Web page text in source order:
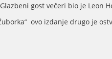
gost večeri bio je Leon
ovo izdanje drugo je